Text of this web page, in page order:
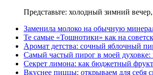
Представьте: холодный зимний
Заменила молоко на обычную
Те самые «Тошнотики» как на
Аромат детства: сочный яблочный
Самый частый пирог в моей духовке:
Секрет лимона: как бюджетный
Вкуснее пиццы: открываем для себя